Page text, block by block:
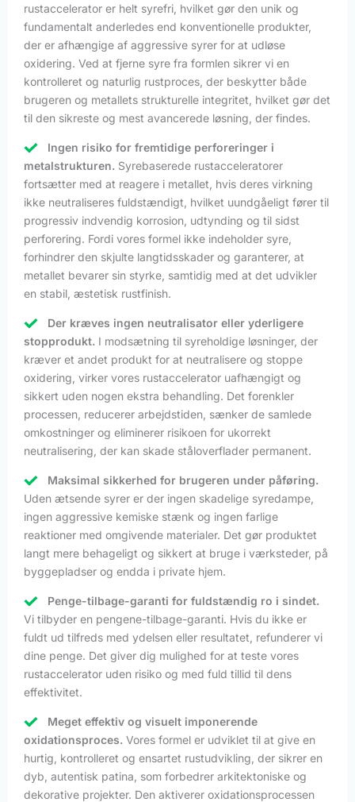
rustaccelerator er helt syrefri, hvilket gør den unik og
fundamentalt anderledes end konventionelle produkter,
der er afhængige af aggressive syrer for at udløse
oxidering. Ved at fjerne syre fra formlen sikrer vi en
kontrolleret og naturlig rustproces, der beskytter både
brugeren og metallets strukturelle integritet, hvilket gør det
til den sikreste og mest avancerede løsning, der findes.
Ingen risiko for fremtidige perforeringer i
metalstrukturen. Syrebaserede rustacceleratorer
fortsætter med at reagere i metallet, hvis deres virkning
ikke neutraliseres fuldstændigt, hvilket uundgåeligt fører til
progressiv indvendig korrosion, udtynding og til sidst
perforering. Fordi vores formel ikke indeholder syre,
forhindrer den skjulte langtidsskader og garanterer, at
metallet bevarer sin styrke, samtidig med at det udvikler
en stabil, æstetisk rustfinish.
Der kræves ingen neutralisator eller yderligere
stopprodukt. I modsætning til syreholdige løsninger, der
kræver et andet produkt for at neutralisere og stoppe
oxidering, virker vores rustaccelerator uafhængigt og
sikkert uden nogen ekstra behandling. Det forenkler
processen, reducerer arbejdstiden, sænker de samlede
omkostninger og eliminerer risikoen for ukorrekt
neutralisering, der kan skade ståloverflader permanent.
Maksimal sikkerhed for brugeren under påføring.
Uden ætsende syrer er der ingen skadelige syredampe,
ingen aggressive kemiske stænk og ingen farlige
reaktioner med omgivende materialer. Det gør produktet
langt mere behageligt og sikkert at bruge i værksteder, på
byggepladser og endda i private hjem.
Penge-tilbage-garanti for fuldstændig ro i sindet.
Vi tilbyder en pengene-tilbage-garanti. Hvis du ikke er
fuldt ud tilfreds med ydelsen eller resultatet, refunderer vi
dine penge. Det giver dig mulighed for at teste vores
rustaccelerator uden risiko og med fuld tillid til dens
effektivitet.
Meget effektiv og visuelt imponerende
oxidationsproces. Vores formel er udviklet til at give en
hurtig, kontrolleret og ensartet rustudvikling, der sikrer en
dyb, autentisk patina, som forbedrer arkitektoniske og
dekorative projekter. Den aktiverer oxidationsprocessen